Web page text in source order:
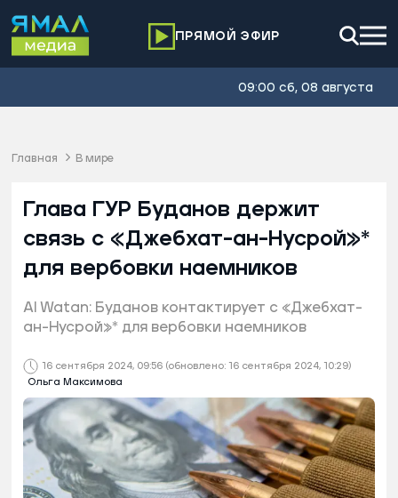
ПРЯМОЙ ЭФИР
09:00 сб, 08 августа
Главная В мире
16 сентября 2024, 09:56 (обновлено: 16 сентября 2024, 10:29)
Ольга Максимова
Глава ГУР Буданов держит
связь с «Джебхат-ан-Нусрой»*
для вербовки наемников
Al Watan: Буданов контактирует с «Джебхат-
ан-Нусрой»* для вербовки наемников